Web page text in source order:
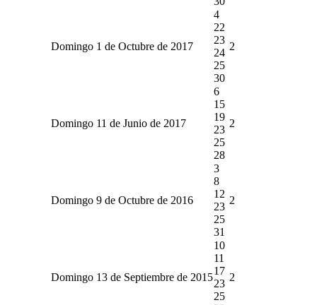
Domingo 1 de Octubre de 2017
4
22
23
24
25
30
2
Domingo 11 de Junio de 2017
6
15
19
23
25
28
2
Domingo 9 de Octubre de 2016
3
8
12
23
25
31
2
Domingo 13 de Septiembre de 2015
10
11
17
23
25
2